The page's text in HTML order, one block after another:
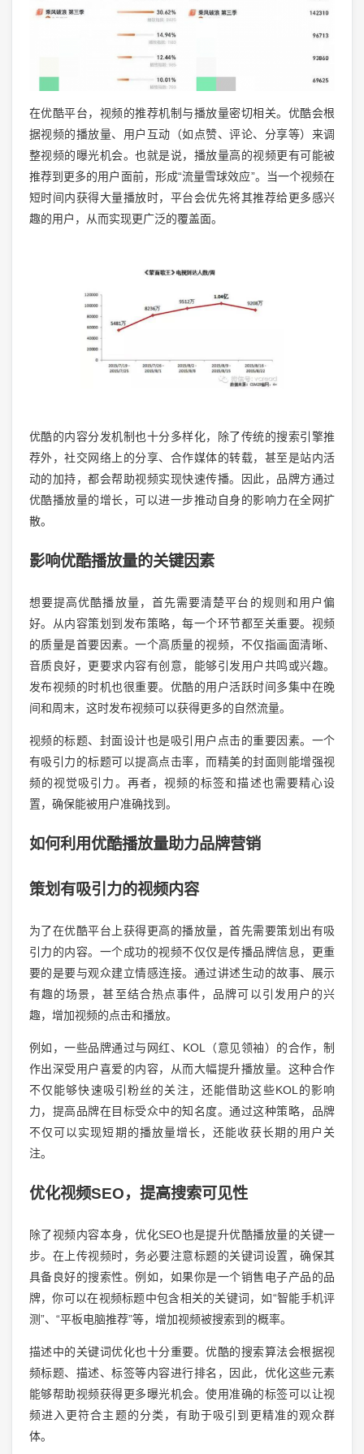
在优酷平台，视频的推荐机制与播放量密切相关。优酷会根
据视频的播放量、用户互动（如点赞、评论、分享等）来调
整视频的曝光机会。也就是说，播放量高的视频更有可能被
推荐到更多的用户面前，形成“流量雪球效应”。当一个视频在
短时间内获得大量播放时，平台会优先将其推荐给更多感兴
趣的用户，从而实现更广泛的覆盖面。
优酷的内容分发机制也十分多样化，除了传统的搜索引擎推
荐外，社交网络上的分享、合作媒体的转载，甚至是站内活
动的加持，都会帮助视频实现快速传播。因此，品牌方通过
优酷播放量的增长，可以进一步推动自身的影响力在全网扩
散。
影响优酷播放量的关键因素
想要提高优酷播放量，首先需要清楚平台的规则和用户偏
好。从内容策划到发布策略，每一个环节都至关重要。视频
的质量是首要因素。一个高质量的视频，不仅指画面清晰、
音质良好，更要求内容有创意，能够引发用户共鸣或兴趣。
发布视频的时机也很重要。优酷的用户活跃时间多集中在晚
间和周末，这时发布视频可以获得更多的自然流量。
视频的标题、封面设计也是吸引用户点击的重要因素。一个
有吸引力的标题可以提高点击率，而精美的封面则能增强视
频的视觉吸引力。再者，视频的标签和描述也需要精心设
置，确保能被用户准确找到。
如何利用优酷播放量助力品牌营销
策划有吸引力的视频内容
为了在优酷平台上获得更高的播放量，首先需要策划出有吸
引力的内容。一个成功的视频不仅仅是传播品牌信息，更重
要的是要与观众建立情感连接。通过讲述生动的故事、展示
有趣的场景，甚至结合热点事件，品牌可以引发用户的兴
趣，增加视频的点击和播放。
例如，一些品牌通过与网红、KOL（意见领袖）的合作，制
作出深受用户喜爱的内容，从而大幅提升播放量。这种合作
不仅能够快速吸引粉丝的关注，还能借助这些KOL的影响
力，提高品牌在目标受众中的知名度。通过这种策略，品牌
不仅可以实现短期的播放量增长，还能收获长期的用户关
注。
优化视频SEO，提高搜索可见性
除了视频内容本身，优化SEO也是提升优酷播放量的关键一
步。在上传视频时，务必要注意标题的关键词设置，确保其
具备良好的搜索性。例如，如果你是一个销售电子产品的品
牌，你可以在视频标题中包含相关的关键词，如“智能手机评
测”、“平板电脑推荐”等，增加视频被搜索到的概率。
描述中的关键词优化也十分重要。优酷的搜索算法会根据视
频标题、描述、标签等内容进行排名，因此，优化这些元素
能够帮助视频获得更多曝光机会。使用准确的标签可以让视
频进入更符合主题的分类，有助于吸引到更精准的观众群
体。